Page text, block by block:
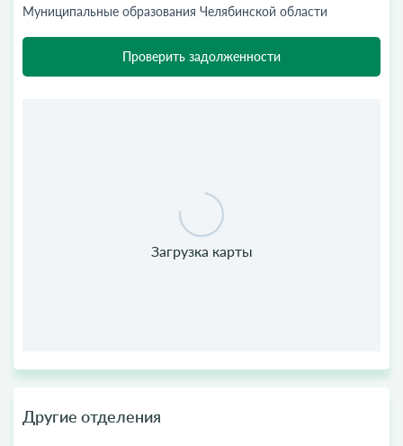
Муниципальные образования Челябинской области
Проверить задолженности
Другие отделения